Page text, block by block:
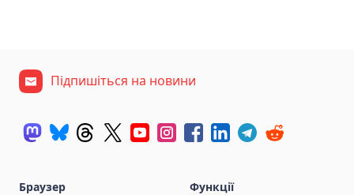
Підпишіться на новини
Браузер
Функції